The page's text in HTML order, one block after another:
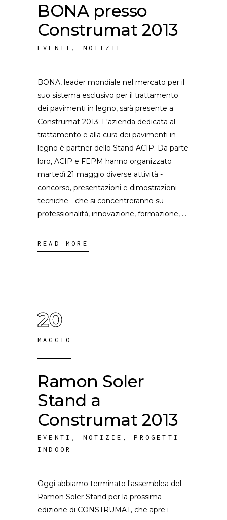
BONA presso
Construmat 2013
EVENTI , NOTIZIE
BONA, leader mondiale nel mercato per il
suo sistema esclusivo per il trattamento
dei pavimenti in legno, sarà presente a
Construmat 2013. L'azienda dedicata al
trattamento e alla cura dei pavimenti in
legno è partner dello Stand ACIP. Da parte
loro, ACIP e FEPM hanno organizzato
martedì 21 maggio diverse attività -
concorso, presentazioni e dimostrazioni
tecniche - che si concentreranno su
professionalità, innovazione, formazione,
READ MORE
20
MAGGIO
Ramon Soler
Stand a
Construmat 2013
EVENTI , NOTIZIE ,PROGETTI
INDOOR
Oggi abbiamo terminato l'assemblea del
Ramon Soler Stand per la prossima
edizione di CONSTRUMAT, che apre i